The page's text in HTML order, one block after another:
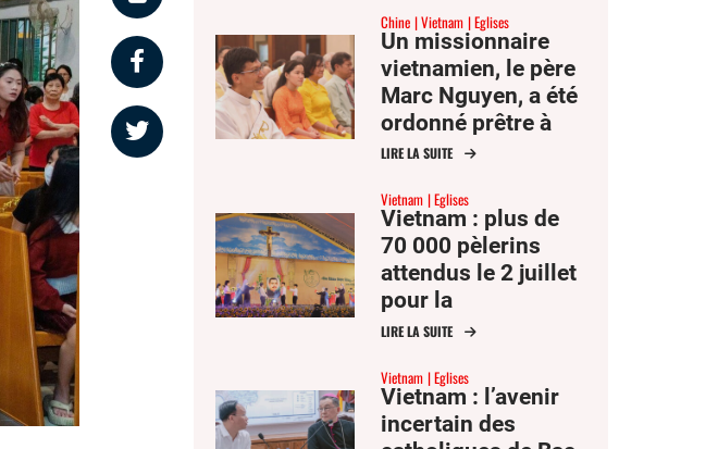
page
Partager
facebook
Partager
Chine Vietnam Eglises
Un missionnaire
vietnamien, le père
Marc Nguyen, a été
ordonné prêtre à
Hong-Kong
LIRE LA SUITE
Vietnam Eglises
Vietnam : plus de
70 000 pèlerins
attendus le 2 juillet
pour la
béatification de
Truong Buu Diep
LIRE LA SUITE
Vietnam Eglises
Vietnam : l’avenir
incertain des